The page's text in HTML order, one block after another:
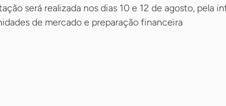
será realizada nos dias 10 e 12 de agosto, pela
de mercado e preparação financeira